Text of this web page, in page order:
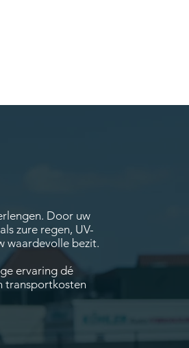
Door uw
zure regen, UV-
waardevolle bezit.
ervaring dé
transportkosten